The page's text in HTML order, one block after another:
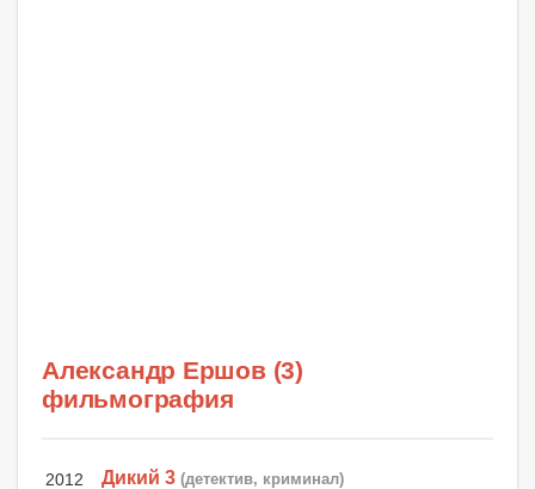
Александр Ершов (3)
фильмография
2012 Дикий 3 (детектив, криминал)